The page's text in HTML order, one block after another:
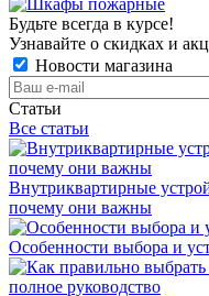
Будьте всегда в курсе!
Узнавайте о скидках и
Новости магазина
Статьи
Все статьи
Внутриквартирные
почему они важны
Особенности выбора и